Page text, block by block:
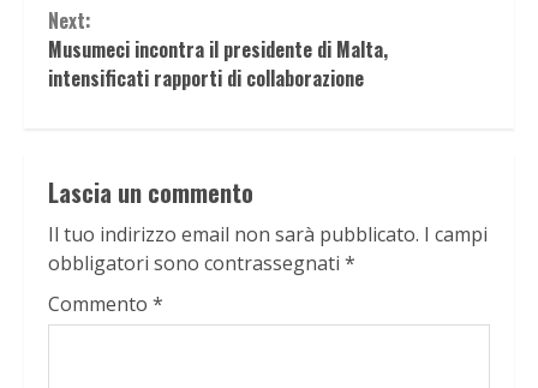
Next:
Musumeci incontra il presidente di Malta,
intensificati rapporti di collaborazione
Lascia un commento
Il tuo indirizzo email non sarà pubblicato. I campi
obbligatori sono contrassegnati *
Commento *